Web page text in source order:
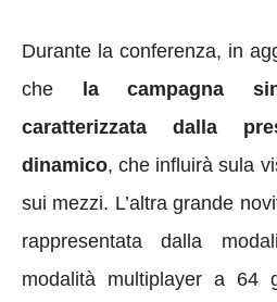
Durante la conferenza, in
che la campagna
caratterizzata dalla
dinamico, che influirà sula
sui mezzi. L’altra grande
rappresentata dalla
modalità multiplayer a 64